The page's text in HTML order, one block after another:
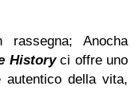
Anocha
Historyci offre uno
autentico della vita,